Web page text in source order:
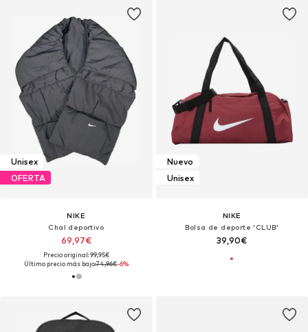
Unisex
OFERTA
NIKE
Chal deportivo
69,97€
Precio original: 99,95€
Último precio más bajo:74,96€-6%
Nuevo
Unisex
NIKE
Bolsa de deporte 'CLUB'
39,90€